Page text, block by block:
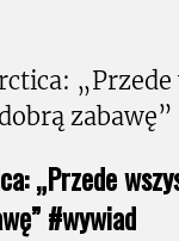
„Przede
#wywiad